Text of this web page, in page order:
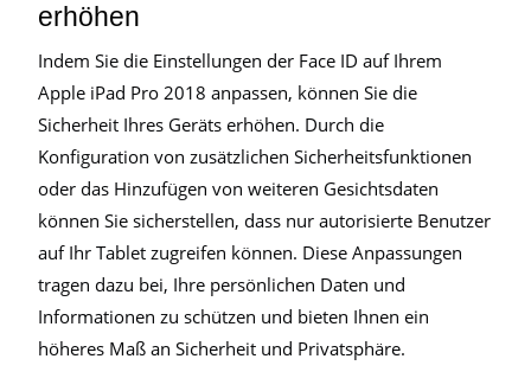
erhöhen
Indem Sie die Einstellungen der Face ID auf Ihrem
Apple iPad Pro 2018 anpassen, können Sie die
Sicherheit Ihres Geräts erhöhen. Durch die
Konfiguration von zusätzlichen Sicherheitsfunktionen
oder das Hinzufügen von weiteren Gesichtsdaten
können Sie sicherstellen, dass nur autorisierte Benutzer
auf Ihr Tablet zugreifen können. Diese Anpassungen
tragen dazu bei, Ihre persönlichen Daten und
Informationen zu schützen und bieten Ihnen ein
höheres Maß an Sicherheit und Privatsphäre.